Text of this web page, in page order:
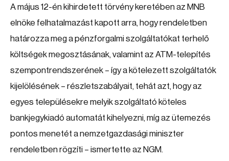
A május 12-én kihirdetett törvény keretében az MNB
elnöke felhatalmazást kapott arra, hogy rendeletben
határozza meg a pénzforgalmi szolgáltatókat terhelő
költségek megosztásának, valamint az ATM-telepítés
szempontrendszerének – így a kötelezett szolgáltatók
kijelölésének – részletszabályait, tehát azt, hogy az
egyes településekre melyik szolgáltató köteles
bankjegykiadó automatát kihelyezni, míg az ütemezés
pontos menetét a nemzetgazdasági miniszter
rendeletben rögzíti – ismertette az NGM.